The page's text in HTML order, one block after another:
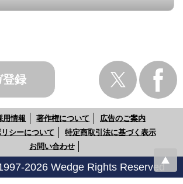
登録
用情報 著作権について
広告のご案内
シーについて
特定商取引法に基づく表示
お問い合わせ
2026 Wedge Rights Reserved